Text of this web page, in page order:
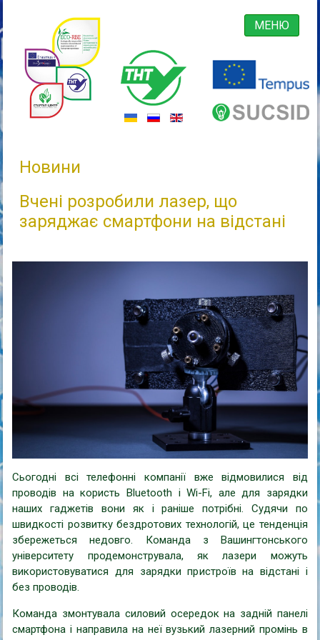
МЕНЮ
Новини
Вчені розробили лазер, що
заряджає смартфони на відстані
Сьогодні всі телефонні компанії вже відмовилися від
проводів на користь Bluetooth і Wi-Fi, але для зарядки
наших гаджетів вони як і раніше потрібні. Судячи по
швидкості розвитку бездротових технологій, це тенденція
збережеться недовго. Команда з Вашингтонського
університету продемонструвала, як лазери можуть
використовуватися для зарядки пристроїв на відстані і
без проводів.
Команда змонтувала силовий осередок на задній панелі
смартфона і направила на неї вузький лазерний промінь в